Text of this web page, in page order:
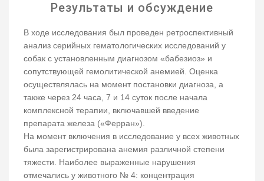
Результаты и обсуждение
В ходе исследования был проведен ретроспективный
анализ серийных гематологических исследований у
собак с установленным диагнозом «бабезиоз» и
сопутствующей гемолитической анемией. Оценка
осуществлялась на момент постановки диагноза, а
также через 24 часа, 7 и 14 суток после начала
комплексной терапии, включавшей введение
препарата железа («Ферран»).
На момент включения в исследование у всех животных
была зарегистрирована анемия различной степени
тяжести. Наиболее выраженные нарушения
отмечались у животного № 4: концентрация